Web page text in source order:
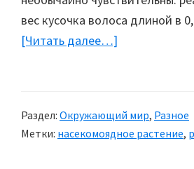
вес кусочка волоса длиной в
[Читать далее…]
Раздел: Окружающий мир, Разное
Метки: насекомоядное растение,